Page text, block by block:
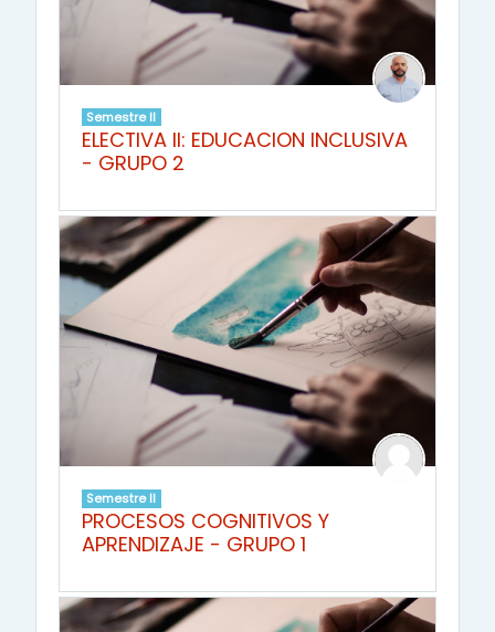
Semestre II
ELECTIVA II: EDUCACION INCLUSIVA
- GRUPO 2
Semestre II
PROCESOS COGNITIVOS Y
APRENDIZAJE - GRUPO 1